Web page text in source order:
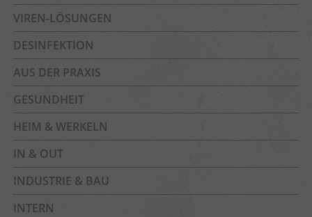
VIREN-LÖSUNGEN
DESINFEKTION
AUS DER PRAXIS
GESUNDHEIT
HEIM & WERKELN
IN & OUT
INDUSTRIE & BAU
INTERN